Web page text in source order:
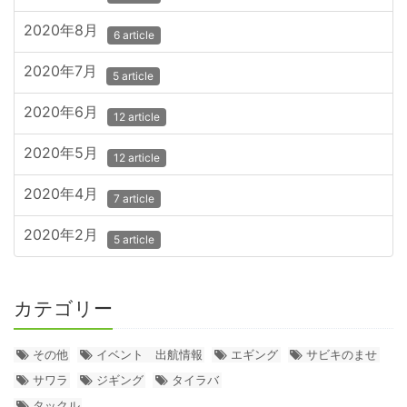
2020年8月 6 article
2020年7月 5 article
2020年6月 12 article
2020年5月 12 article
2020年4月 7 article
2020年2月 5 article
カテゴリー
その他 イベント 出航情報 エギング
サビキのませ
サワラ
ジギング
タイラバ